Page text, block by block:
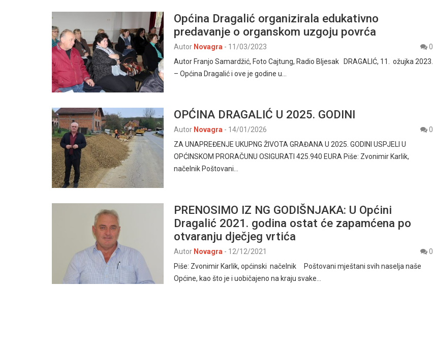
Općina Dragalić organizirala edukativno
predavanje o organskom uzgoju povrća
Autor Novagra - 11/03/2023
0
Autor Franjo Samardžić, Foto Cajtung, Radio Bljesak DRAGALIĆ, 11. ožujka 2023.
– Općina Dragalić i ove je godine u…
OPĆINA DRAGALIĆ U 2025. GODINI
Autor Novagra - 14/01/2026
0
ZA UNAPREĐENJE UKUPNG ŽIVOTA GRAĐANA U 2025. GODINI USPJELI U
OPĆINSKOM PRORAČUNU OSIGURATI 425.940 EURA Piše: Zvonimir Karlik,
načelnik Poštovani…
PRENOSIMO IZ NG GODIŠNJAKA: U Općini
Dragalić 2021. godina ostat će zapamćena po
otvaranju dječjeg vrtića
Autor Novagra - 12/12/2021
0
Piše: Zvonimir Karlik, općinski načelnik Poštovani mještani svih naselja naše
Općine, kao što je i uobičajeno na kraju svake…